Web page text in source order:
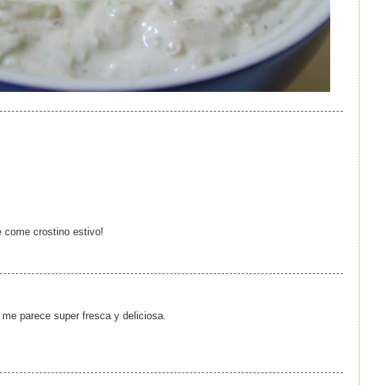
come crostino estivo!
parece super fresca y deliciosa.